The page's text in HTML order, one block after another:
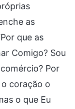
as
que as
Comigo? Sou
Por
coração o
o que Eu